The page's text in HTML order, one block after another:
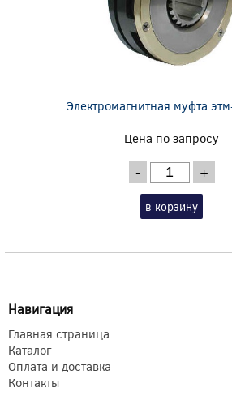
Электромагнитная муфта
Цена по запросу
- +
в корзину
Навигация
Главная страница
Каталог
Оплата и доставка
Контакты